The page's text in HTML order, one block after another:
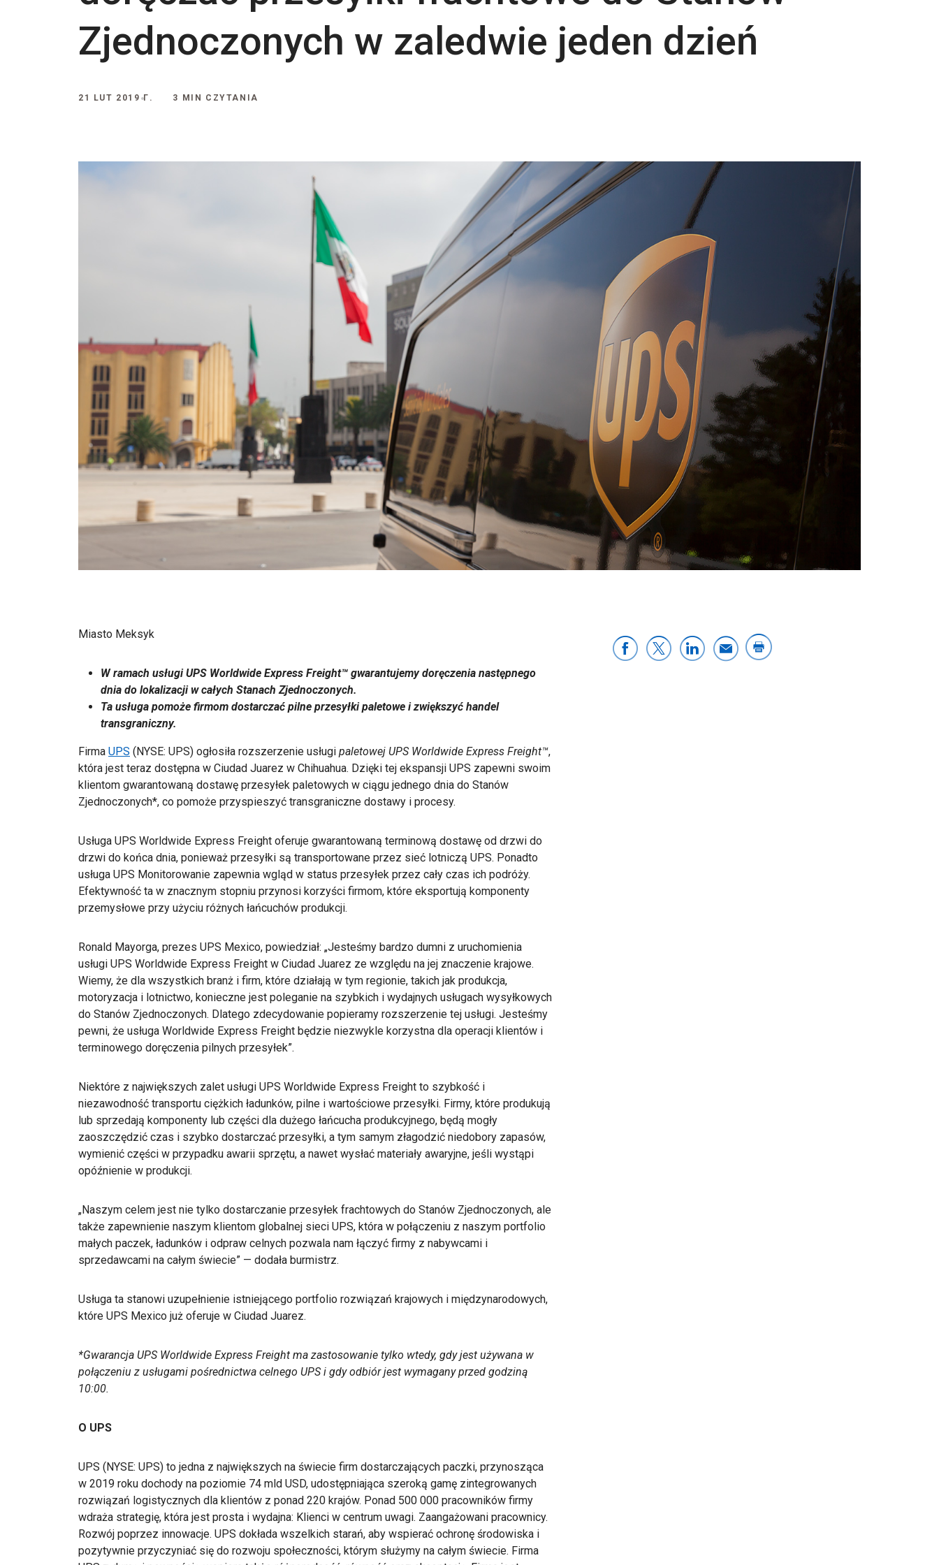
Zjednoczonych w zaledwie jeden dzień
21 LUT 2019 Г. 3 MIN CZYTANIA
Miasto Meksyk
W ramach usługi UPS Worldwide Express Freight™ gwarantujemy doręczenia następnego
dnia do lokalizacji w całych Stanach Zjednoczonych.
Ta usługa pomoże firmom dostarczać pilne przesyłki paletowe i zwiększyć handel
transgraniczny.
Firma UPS (NYSE: UPS) ogłosiła rozszerzenie usługi paletowej UPS Worldwide Express Freight™,
która jest teraz dostępna w Ciudad Juarez w Chihuahua. Dzięki tej ekspansji UPS zapewni swoim
klientom gwarantowaną dostawę przesyłek paletowych w ciągu jednego dnia do Stanów
Zjednoczonych*, co pomoże przyspieszyć transgraniczne dostawy i procesy.
Usługa UPS Worldwide Express Freight oferuje gwarantowaną terminową dostawę od drzwi do
drzwi do końca dnia, ponieważ przesyłki są transportowane przez sieć lotniczą UPS. Ponadto
usługa UPS Monitorowanie zapewnia wgląd w status przesyłek przez cały czas ich podróży.
Efektywność ta w znacznym stopniu przynosi korzyści firmom, które eksportują komponenty
przemysłowe przy użyciu różnych łańcuchów produkcji.
Ronald Mayorga, prezes UPS Mexico, powiedział: „Jesteśmy bardzo dumni z uruchomienia
usługi UPS Worldwide Express Freight w Ciudad Juarez ze względu na jej znaczenie krajowe.
Wiemy, że dla wszystkich branż i firm, które działają w tym regionie, takich jak produkcja,
motoryzacja i lotnictwo, konieczne jest poleganie na szybkich i wydajnych usługach wysyłkowych
do Stanów Zjednoczonych. Dlatego zdecydowanie popieramy rozszerzenie tej usługi. Jesteśmy
pewni, że usługa Worldwide Express Freight będzie niezwykle korzystna dla operacji klientów i
terminowego doręczenia pilnych przesyłek”.
Niektóre z największych zalet usługi UPS Worldwide Express Freight to szybkość i
niezawodność transportu ciężkich ładunków, pilne i wartościowe przesyłki. Firmy, które produkują
lub sprzedają komponenty lub części dla dużego łańcucha produkcyjnego, będą mogły
zaoszczędzić czas i szybko dostarczać przesyłki, a tym samym złagodzić niedobory zapasów,
wymienić części w przypadku awarii sprzętu, a nawet wysłać materiały awaryjne, jeśli wystąpi
opóźnienie w produkcji.
„Naszym celem jest nie tylko dostarczanie przesyłek frachtowych do Stanów Zjednoczonych, ale
także zapewnienie naszym klientom globalnej sieci UPS, która w połączeniu z naszym portfolio
małych paczek, ładunków i odpraw celnych pozwala nam łączyć firmy z nabywcami i
sprzedawcami na całym świecie” — dodała burmistrz.
Usługa ta stanowi uzupełnienie istniejącego portfolio rozwiązań krajowych i międzynarodowych,
które UPS Mexico już oferuje w Ciudad Juarez.
*Gwarancja UPS Worldwide Express Freight ma zastosowanie tylko wtedy, gdy jest używana w
połączeniu z usługami pośrednictwa celnego UPS i gdy odbiór jest wymagany przed godziną
10:00.
O UPS
UPS (NYSE: UPS) to jedna z największych na świecie firm dostarczających paczki, przynosząca
w 2019 roku dochody na poziomie 74 mld USD, udostępniająca szeroką gamę zintegrowanych
rozwiązań logistycznych dla klientów z ponad 220 krajów. Ponad 500 000 pracowników firmy
wdraża strategię, która jest prosta i wydajna: Klienci w centrum uwagi. Zaangażowani pracownicy.
Rozwój poprzez innowacje. UPS dokłada wszelkich starań, aby wspierać ochronę środowiska i
pozytywnie przyczyniać się do rozwoju społeczności, którym służymy na całym świecie. Firma